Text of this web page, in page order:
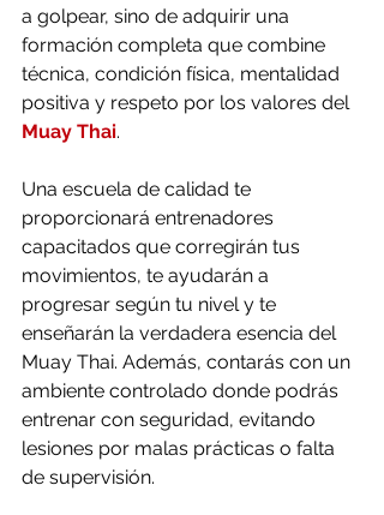
a golpear, sino de adquirir una
formación completa que combine
técnica, condición física, mentalidad
positiva y respeto por los valores del
Muay Thai.
Una escuela de calidad te
proporcionará entrenadores
capacitados que corregirán tus
movimientos, te ayudarán a
progresar según tu nivel y te
enseñarán la verdadera esencia del
Muay Thai. Además, contarás con un
ambiente controlado donde podrás
entrenar con seguridad, evitando
lesiones por malas prácticas o falta
de supervisión.